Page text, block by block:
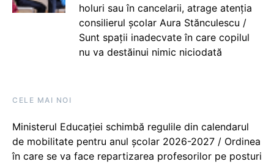
holuri sau în cancelarii, atrage atenția
consilierul școlar Aura Stănculescu /
Sunt spații inadecvate în care copilul
nu va destăinui nimic niciodată
CELE MAI NOI
Ministerul Educației schimbă regulile din calendarul
de mobilitate pentru anul școlar 2026-2027 / Ordinea
în care se va face repartizarea profesorilor pe posturi